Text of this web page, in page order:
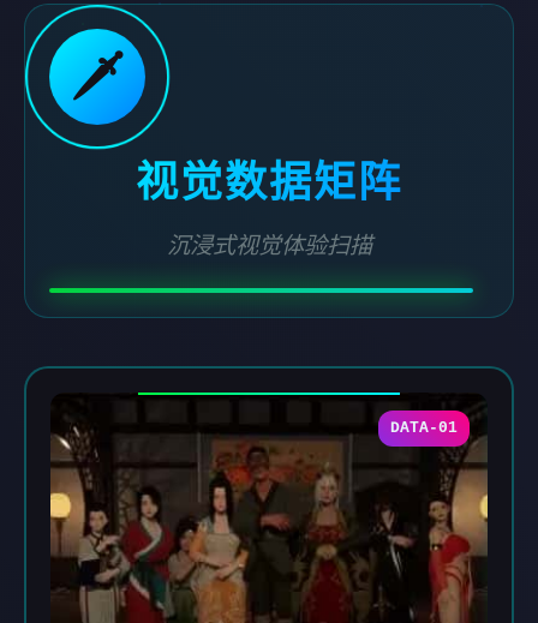
🗡️
视觉数据矩阵
沉浸式视觉体验扫描
DATA-01